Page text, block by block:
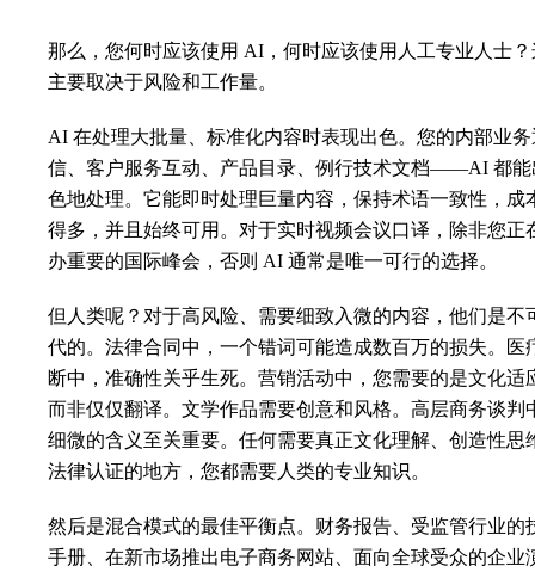
那么，您何时应该使用 AI，何时应该使用人工专业人士？
主要取决于风险和工作量。
AI 在处理大批量、标准化内容时表现出色。您的内部业务
信、客户服务互动、产品目录、例行技术文档——AI 都能
色地处理。它能即时处理巨量内容，保持术语一致性，成
得多，并且始终可用。对于实时视频会议口译，除非您正
办重要的国际峰会，否则 AI 通常是唯一可行的选择。
但人类呢？对于高风险、需要细致入微的内容，他们是不
代的。法律合同中，一个错词可能造成数百万的损失。医
断中，准确性关乎生死。营销活动中，您需要的是文化适
而非仅仅翻译。文学作品需要创意和风格。高层商务谈判
细微的含义至关重要。任何需要真正文化理解、创造性思
法律认证的地方，您都需要人类的专业知识。
然后是混合模式的最佳平衡点。财务报告、受监管行业的
手册、在新市场推出电子商务网站、面向全球受众的企业